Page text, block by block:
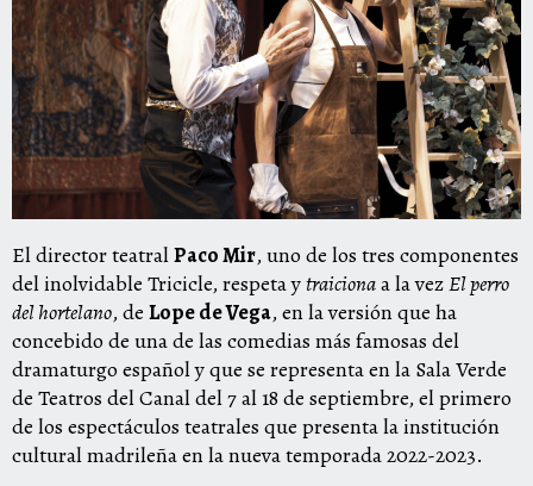
El director teatralPaco Mir, uno de los tres componentes
del inolvidable Tricicle, respeta ytraicionaa la vezEl perro
del hortelano, de Lope de Vega, en la versión que ha
concebido de una de las comedias más famosas del
dramaturgo español y que se representa en la Sala Verde
de Teatros del Canal del 7 al 18 de septiembre, el primero
de los espectáculos teatrales que presenta la institución
cultural madrileña en la nueva temporada 2022-2023.